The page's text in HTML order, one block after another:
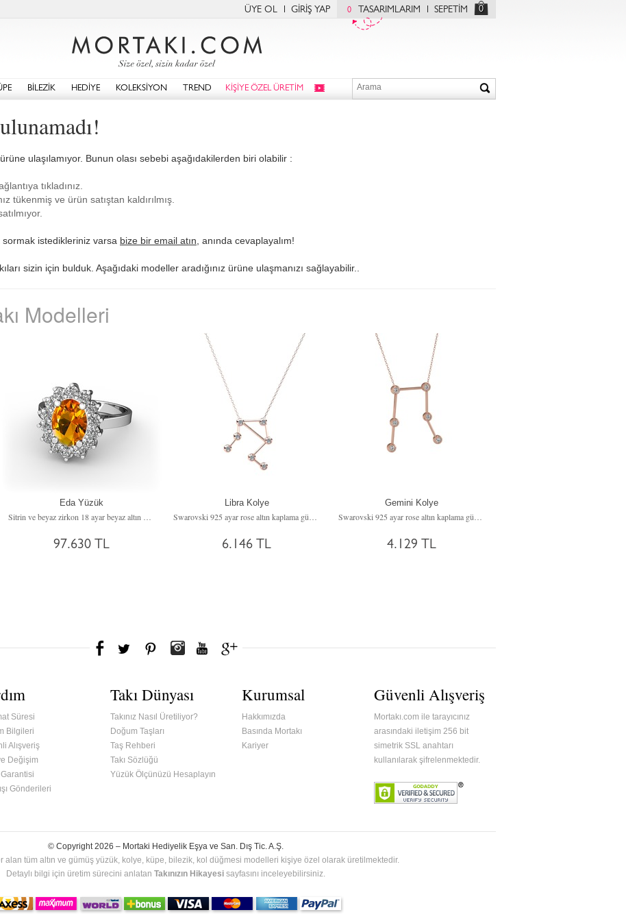
ÜYE OL GİRİŞ YAP 0 TASARIMLARIM SEPETİM 0
BİLEZİK HEDİYE KOLEKSİYON TREND KİŞİYE ÖZEL ÜRETİM
ulaşılamıyor. Bunun olası sebebi aşağıdakilerden biri olabilir :
tıkladınız.
tükenmiş ve ürün satıştan kaldırılmış.
istedikleriniz varsa bize bir email atın , anında cevaplayalım!
sizin için bulduk. Aşağıdaki modeller aradığınız ürüne ulaşmanızı sağlayabilir..
Modelleri
Eda Yüzük
97.630 TL
Libra Kolye
6.146 TL
Gemini Kolye
4.129 TL
Süresi
Bilgileri
Alışveriş
Değişim
Gönderileri
Takı Dünyası
Takınız Nasıl Üretiliyor?
Doğum Taşları
Taş Rehberi
Takı Sözlüğü
Yüzük Ölçünüzü Hesaplayın
Kurumsal
Hakkımızda
Basında Mortakı
Kariyer
Güvenli Alışveriş
Mortakı.com ile tarayıcınız
arasındaki iletişim 256 bit
simetrik SSL anahtarı
kullanılarak şifrelenmektedir.
© Copyright 2026 – Mortaki Hediyelik Eşya ve San. Dış Tic. A.Ş.
alan tüm altın ve gümüş yüzük, kolye, küpe, bilezik, kol düğmesi modelleri kişiye özel olarak üretilmektedir.
Detaylı bilgi için üretim sürecini anlatan Takınızın Hikayesi sayfasını inceleyebilirsiniz.